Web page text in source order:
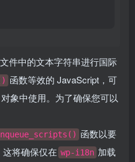
件中的文本字符串进行国际
函数等效的 JavaScript，可
象中使用。为了确保您可以
函数以要
将确保仅在 wp-i18n 加载